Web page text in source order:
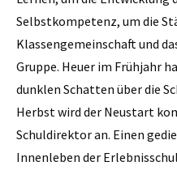
Selbstkompetenz, um die
Klassengemeinschaft und
Gruppe. Heuer im Frühjahr
dunklen Schatten über die
Herbst wird der Neustart
Schuldirektor an. Einen
Innenleben der